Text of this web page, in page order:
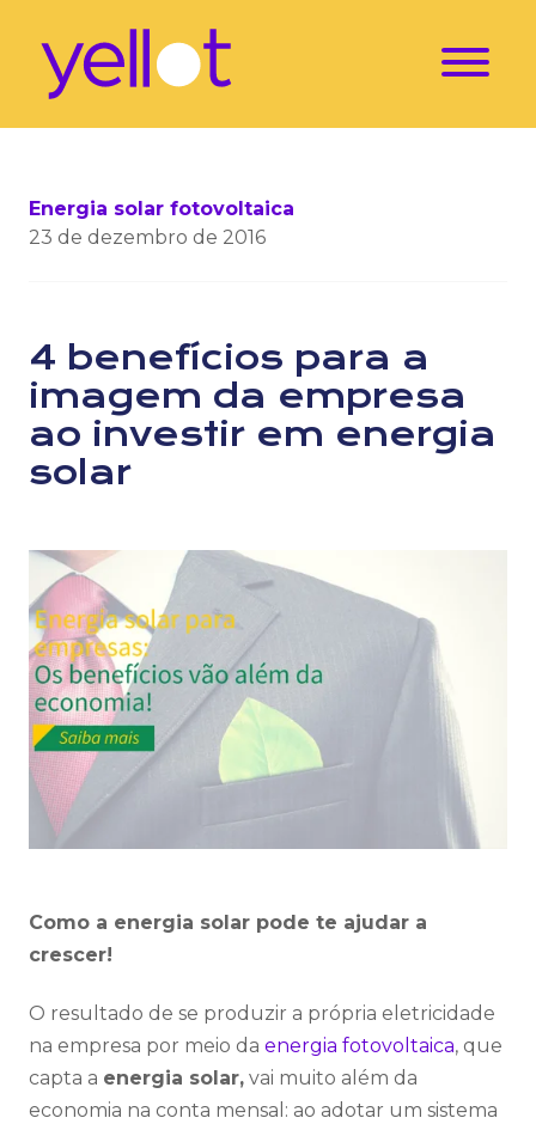
Energia solar fotovoltaica
23 de dezembro de 2016
4 benefícios para a
imagem da empresa
ao investir em energia
solar
Como a energia solar pode te ajudar a
crescer!
O resultado de se produzir a própria eletricidade
na empresa por meio da energia fotovoltaica, que
capta a energia solar, vai muito além da
economia na conta mensal: ao adotar um sistema